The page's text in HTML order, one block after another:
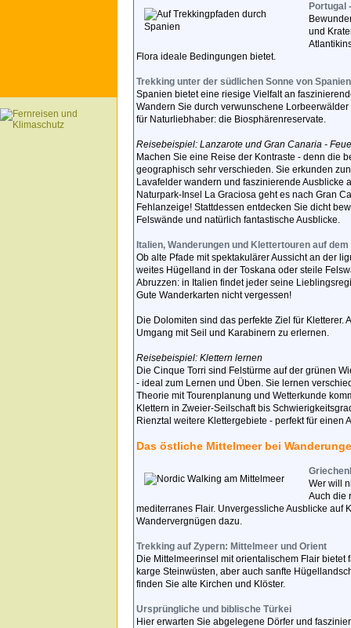
Portugal
und
Flora ideale Bedingungen bietet.
Trekking unter der südlichen Sonne von Spanien
Spanien bietet eine riesige Vielfalt an
Wandern Sie durch verwunschene
für Naturliebhaber: die Biosphärenreservate.
Reisebeispiel: Lanzarote und Gran Canaria -
Machen Sie eine Reise der Kontraste - denn die
geographisch sehr verschieden. Sie erkunden
Lavafelder wandern und faszinierende Ausblicke
Naturpark-Insel La Graciosa geht es nach Gran
Fehlanzeige! Stattdessen entdecken Sie dicht
Felswände und natürlich fantastische Ausblicke.
Italien, Wanderungen und Klettertouren auf
Ob alte Pfade mit spektakulärer Aussicht an der
weites Hügelland in der Toskana oder steile
Abruzzen: in Italien findet jeder seine
Gute Wanderkarten nicht vergessen!
Die Dolomiten sind das perfekte Ziel für
Umgang mit Seil und Karabinern zu erlernen.
Reisebeispiel: Klettern lernen
Die Cinque Torri sind Felstürme auf der grünen
- ideal zum Lernen und Üben. Sie lernen
Theorie mit Tourenplanung und Wetterkunde
Klettern in Zweier-Seilschaft bis
Rienztal weitere Klettergebiete - perfekt für
Das östliche Mittelmeer bei
Wer will
Auch die
mediterranes Flair. Unvergessliche Ausblicke auf
Wandervergnügen dazu.
Trekking auf Zypern: Mittelmeer und Orient
Die Mittelmeerinsel mit orientalischem Flair
karge Steinwüsten, aber auch sanfte
finden Sie alte Kirchen und Klöster.
Ursprüngliche und biblische Türkei
Hier erwarten Sie abgelegene Dörfer und